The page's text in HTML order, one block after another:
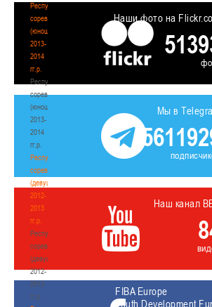
Республиканские
соревнования
(юноши)
2013-
2014
гг.р.
Республиканские
соревнования
(юноши)
2013-
2014
гг.р.
Республиканские
соревнования
(девушки)
2012-
2013
гг.р.
Республиканские
соревнования
(девушки)
2012-
2013
гг.р.
Наши фото на
Мы в
Наш канал
FIBA Europe
Youth Development